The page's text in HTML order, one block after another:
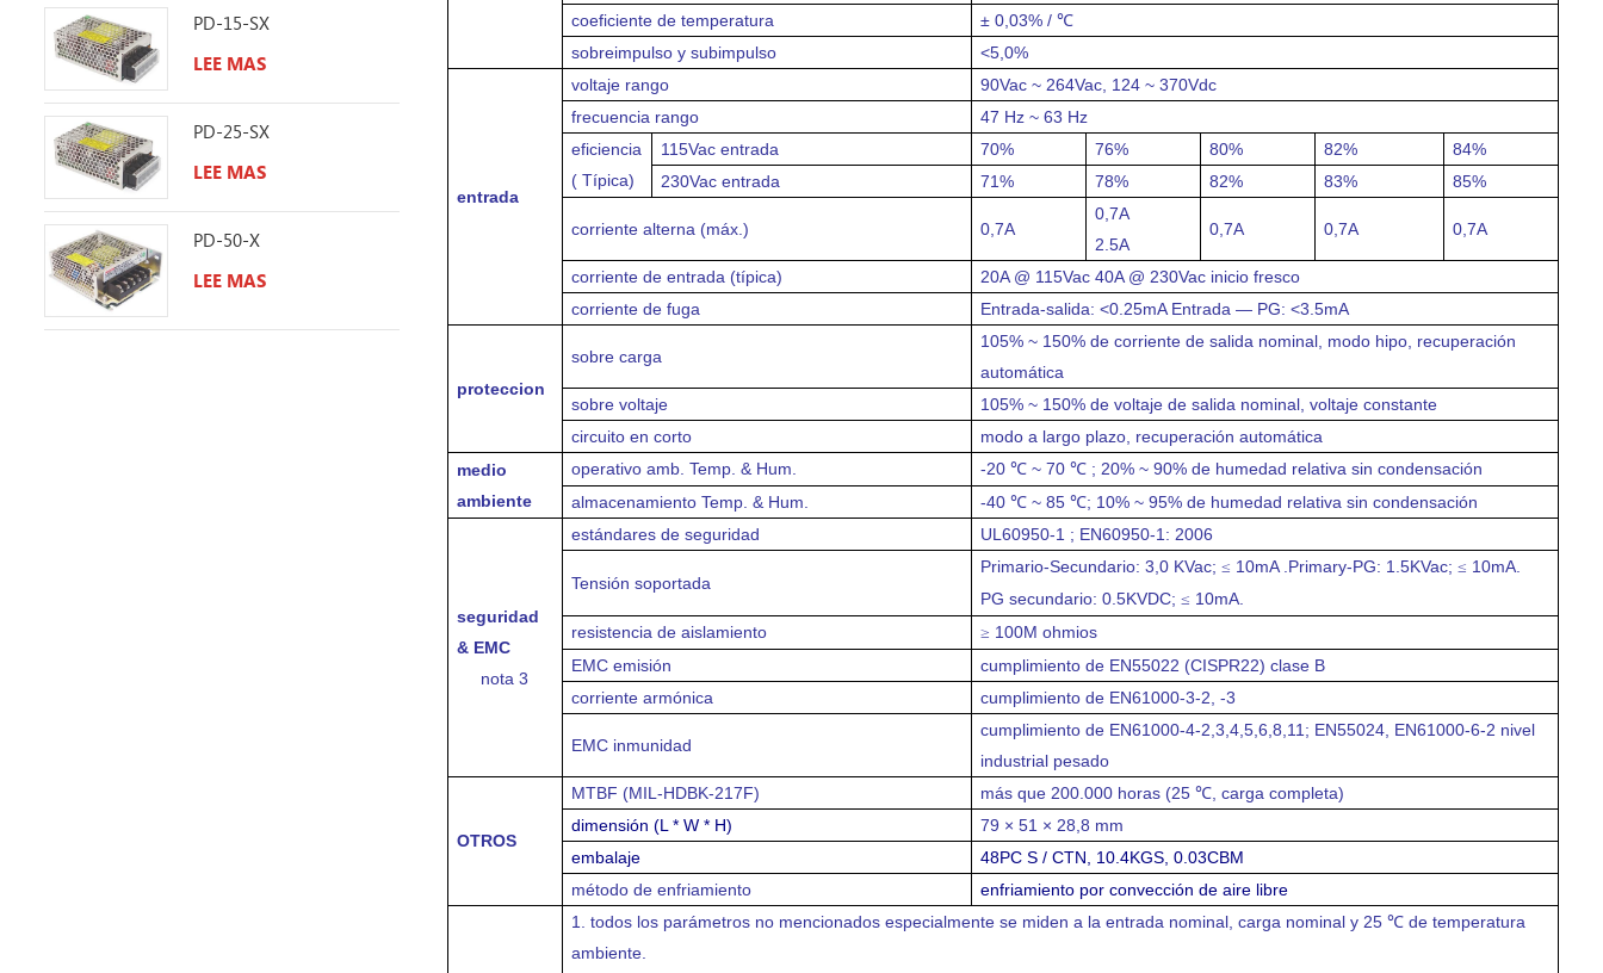
coeficiente de temperatura
± 0,03% / ℃
sobreimpulso y subimpulso
<5,0%
entrada
voltajerango
90Vac ~ 264Vac, 124 ~ 370Vdc
frecuenciarango
47 Hz ~ 63 Hz
eficiencia
( Típica)
115Vac entrada 70% 76% 80% 82%
84%
230Vac entrada
71% 78% 82% 83% 85%
corriente alterna (máx.) 0,7A
0,7A
2.5A
0,7A 0,7A 0,7A
corriente de entrada (típica) 20A @ 115Vac 40A @ 230Vac inicio fresco
corriente de fuga
Entrada-salida: <0.25mAEntrada — PG: <3.5mA
proteccion
sobre carga
105% ~ 150% de corriente de salida nominal, modo hipo, recuperación
automática
sobre voltaje
105% ~ 150% de voltaje de salida nominal, voltaje constante
circuito en corto
modo a largo plazo, recuperación automática
medio
ambiente
operativo amb. Temp. & Hum. -20 ℃ ~ 70℃ ; 20% ~ 90% de humedad relativa sin condensación
almacenamiento Temp. & Hum.
-40 ℃ ~ 85 ℃; 10% ~ 95% de humedad relativa sin condensación
seguridad
& EMC
nota 3
estándares de seguridad UL60950-1 ; EN60950-1: 2006
Tensión soportada
Primario-Secundario: 3,0 KVac; ≤ 10mA .Primary-PG: 1.5KVac; ≤ 10mA.
PG secundario: 0.5KVDC; ≤ 10mA.
resistencia de aislamiento
≥ 100M ohmios
EMC emisión
cumplimiento de EN55022 (CISPR22) clase B
corriente armónica
cumplimiento de EN61000-3-2, -3
EMC inmunidad
cumplimiento de EN61000-4-2,3,4,5,6,8,11; EN55024, EN61000-6-2 nivel
industrial pesado
OTROS
MTBF (MIL-HDBK-217F)
más que 200.000 horas (25 ℃, carga completa)
dimensión (L * W * H)
79 × 51 × 28,8 mm
embalaje
48PC S / CTN, 10.4KGS, 0.03CBM
método de enfriamiento
enfriamiento por convección de aire libre
1. todos los parámetros no mencionados especialmente se miden a la entrada nominal, carga nominal y 25 ℃ de temperatura
ambiente.
PD-15-SX
LEE MAS
PD-25-SX
LEE MAS
PD-50-X
LEE MAS